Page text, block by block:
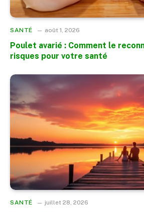
SANTÉ août 1, 2026
Poulet avarié : Comment le
risques pour votre santé
SANTÉ juillet 28, 2026